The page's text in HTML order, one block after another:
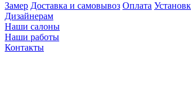
Замер Доставка и самовывоз Оплата
Дизайнерам
Наши салоны
Наши работы
Контакты